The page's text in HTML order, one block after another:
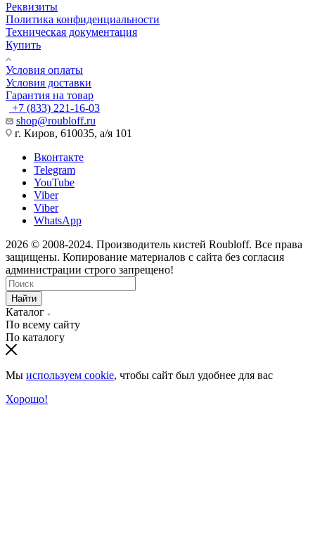
Реквизиты
Политика конфиденциальности
Техническая документация
Купить
Условия оплаты
Условия доставки
Гарантия на товар
+7 (833) 221-16-03
shop@roubloff.ru
г. Киров, 610035, а/я 101
Вконтакте
Telegram
YouTube
Viber
Viber
WhatsApp
2026 © 2008-2024. Производитель кистей Roubloff. Все права
защищены. Копирование материалов с сайта без согласия
администрации строго запрещено!
Найти
Каталог
По всему сайту
По каталогу
Мы используем cookie, чтобы сайт был удобнее для вас
Хорошо!